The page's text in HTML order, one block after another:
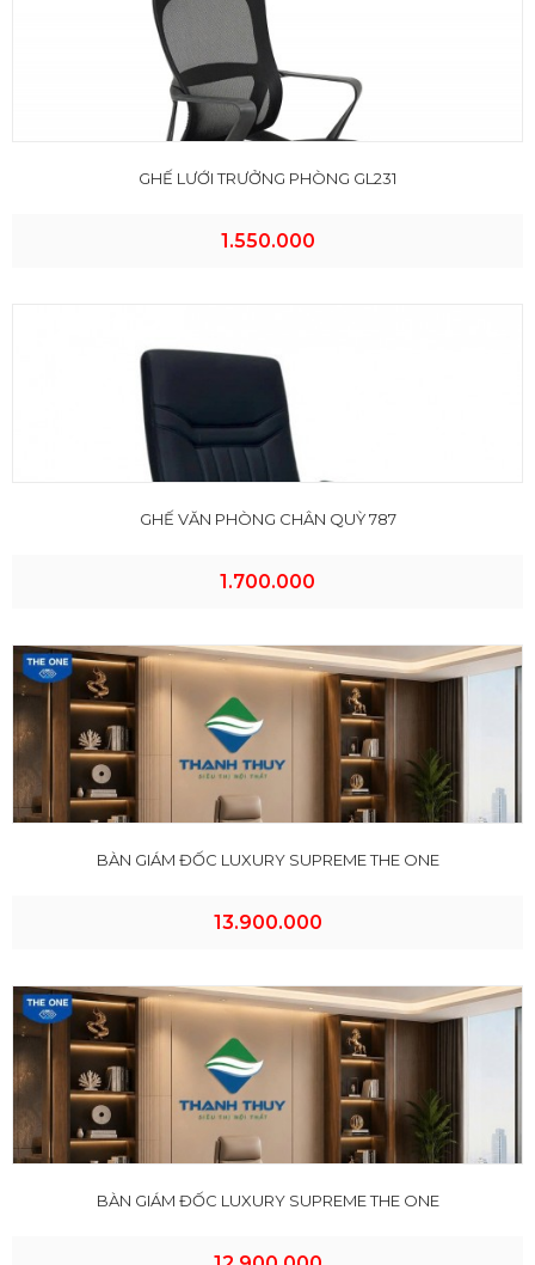
GHẾ LƯỚI TRƯỞNG PHÒNG GL231
1.550.000
GHẾ VĂN PHÒNG CHÂN QUỲ 787
1.700.000
BÀN GIÁM ĐỐC LUXURY SUPREME THE ONE
13.900.000
BÀN GIÁM ĐỐC LUXURY SUPREME THE ONE